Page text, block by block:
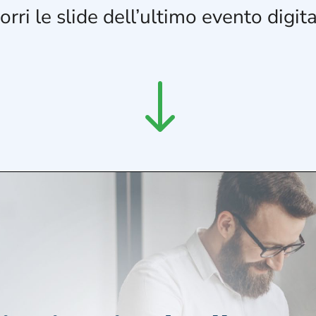
le slide dell’ultimo evento
"